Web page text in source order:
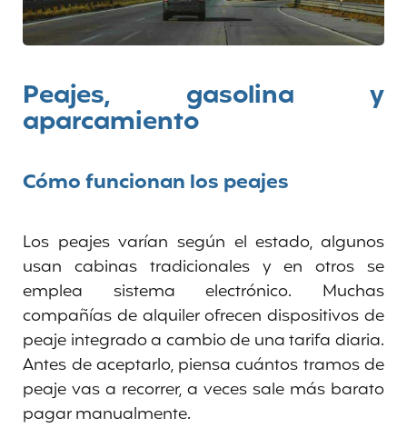
Peajes, gasolina y
aparcamiento
Cómo funcionan los peajes
Los peajes varían según el estado, algunos
usan cabinas tradicionales y en otros se
emplea sistema electrónico. Muchas
compañías de alquiler ofrecen dispositivos de
peaje integrado a cambio de una tarifa diaria.
Antes de aceptarlo, piensa cuántos tramos de
peaje vas a recorrer, a veces sale más barato
pagar manualmente.